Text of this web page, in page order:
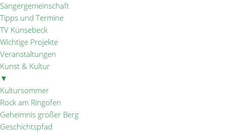
Sängergemeinschaft
Tipps und Termine
TV Künsebeck
Wichtige Projekte
Veranstaltungen
Kunst & Kultur
▼
Kultursommer
Rock am Ringofen
Geheimnis großer Berg
Geschichtspfad